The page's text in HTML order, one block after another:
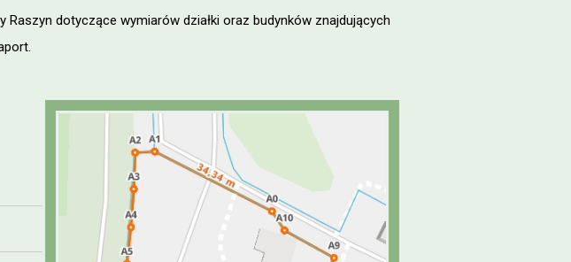
dotyczące wymiarów działki oraz budynków znajdujących